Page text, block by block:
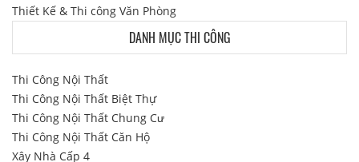
Thiết Kế & Thi công Văn Phòng
DANH MỤC THI CÔNG
Thi Công Nội Thất
Thi Công Nội Thất Biệt Thự
Thi Công Nội Thất Chung Cư
Thi Công Nội Thất Căn Hộ
Xây Nhà Cấp 4